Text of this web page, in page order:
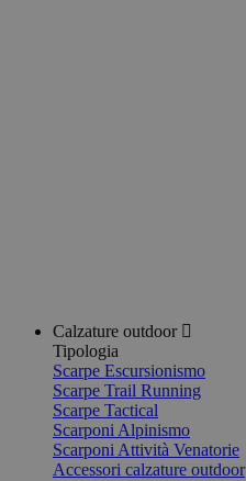
Calzature outdoor
Tipologia
Scarpe Escursionismo
Scarpe Trail Running
Scarpe Tactical
Scarponi Alpinismo
Scarponi Attività Venatorie
Accessori calzature outdoor